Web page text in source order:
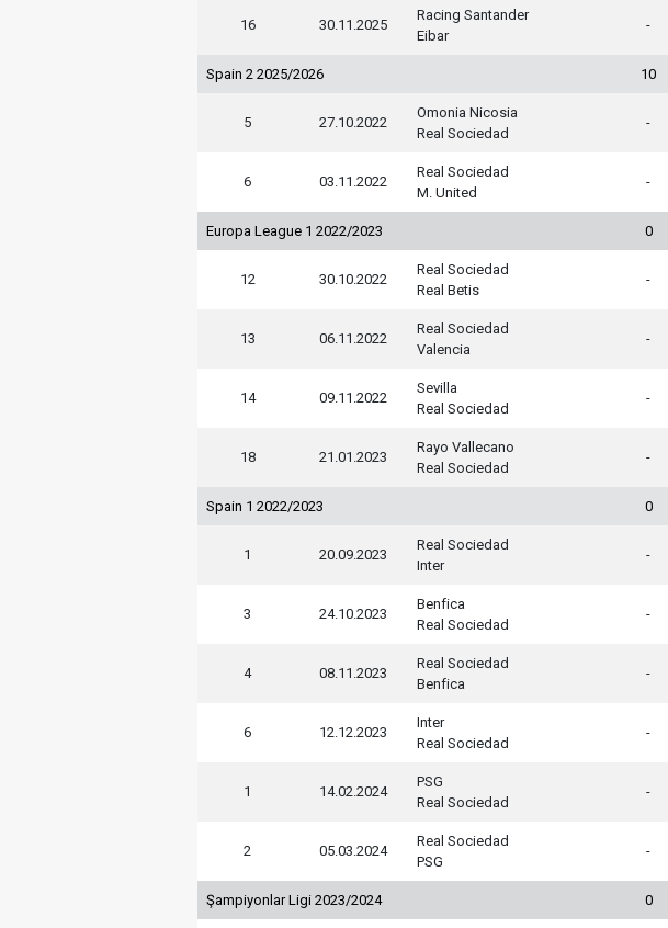
16 30.11.2025
Racing Santander
Eibar
-
Spain 2 2025/2026 10
5 27.10.2022
Omonia Nicosia
Real Sociedad
-
6 03.11.2022
Real Sociedad
M. United
-
Europa League 1 2022/2023 0
12 30.10.2022
Real Sociedad
Real Betis
-
13 06.11.2022
Real Sociedad
Valencia
-
14 09.11.2022
Sevilla
Real Sociedad
-
18 21.01.2023
Rayo Vallecano
Real Sociedad
-
Spain 1 2022/2023 0
1 20.09.2023
Real Sociedad
Inter
-
3 24.10.2023
Benfica
Real Sociedad
-
4 08.11.2023
Real Sociedad
Benfica
-
6 12.12.2023
Inter
Real Sociedad
-
1 14.02.2024
PSG
Real Sociedad
-
2 05.03.2024
Real Sociedad
PSG
-
Şampiyonlar Ligi 2023/2024 0